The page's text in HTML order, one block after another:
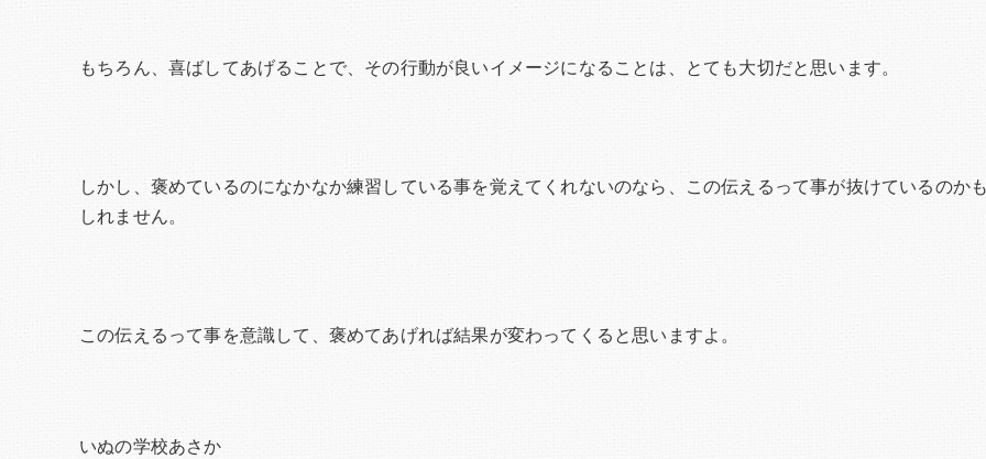
もちろん、喜ばしてあげることで、その行動が良いイメージになることは、とても大切だと思います。
しかし、褒めているのになかなか練習している事を覚えてくれないのなら、この伝えるって事が抜けているのか
しれません。
この伝えるって事を意識して、褒めてあげれば結果が変わってくると思いますよ。
いぬの学校あさか